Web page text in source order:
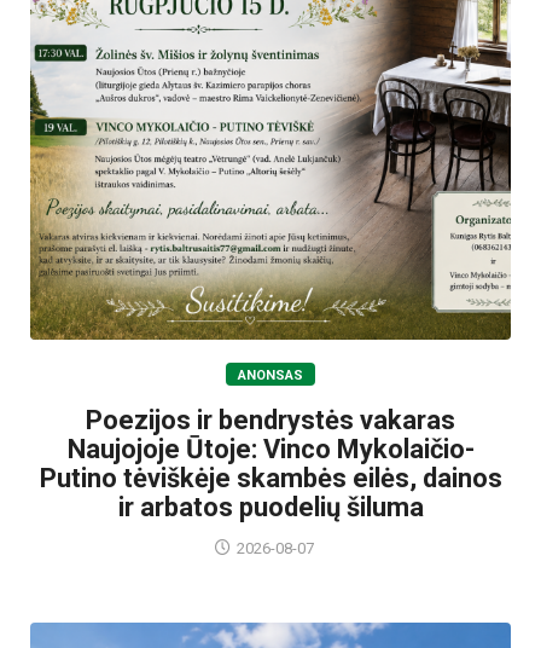
ANONSAS
Poezijos ir bendrystės vakaras
Naujojoje Ūtoje: Vinco Mykolaičio-
Putino tėviškėje skambės eilės, dainos
ir arbatos puodelių šiluma
2026-08-07